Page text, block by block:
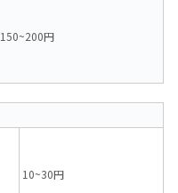
150~200円
10~30円